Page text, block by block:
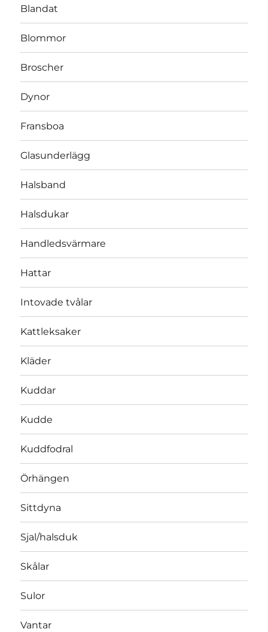
Blandat
Blommor
Broscher
Dynor
Fransboa
Glasunderlägg
Halsband
Halsdukar
Handledsvärmare
Hattar
Intovade tvålar
Kattleksaker
Kläder
Kuddar
Kudde
Kuddfodral
Örhängen
Sittdyna
Sjal/halsduk
Skålar
Sulor
Vantar